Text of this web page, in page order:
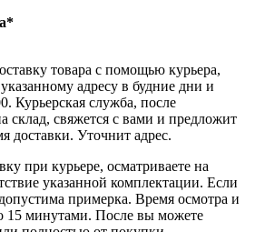
товара с помощью курьера,
адресу в будние дни и
Курьерская служба, после
склад, свяжется с вами и предложит
доставки. Уточнит адрес.
при курьере, осматриваете на
указанной комплектации. Если
примерка. Время осмотра и
15 минутами. После вы можете